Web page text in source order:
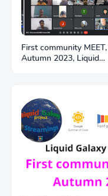
First community MEET,
Autumn 2023, Liquid